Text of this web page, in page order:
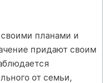
планами и
придают своим
от семьи,